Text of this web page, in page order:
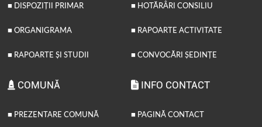
■ DISPOZIȚII PRIMAR
■ ORGANIGRAMA
■ RAPOARTE ȘI STUDII
■ HOTĂRÂRI CONSILIU
■ RAPOARTE ACTIVITATE
■ CONVOCĂRI ȘEDINȚE
COMUNĂ
■ PREZENTARE COMUNĂ
INFO CONTACT
■ PAGINĂ CONTACT